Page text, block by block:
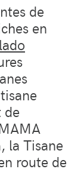
de
en
tisane
de
la Tisane
route de